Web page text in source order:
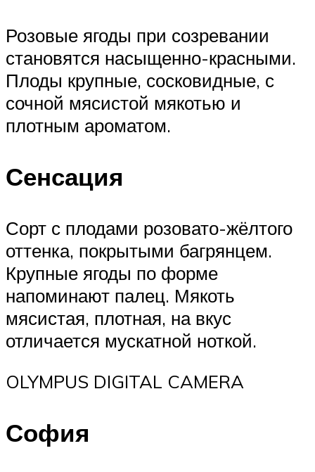
Розовые ягоды при созревании
становятся насыщенно-красными.
Плоды крупные, сосковидные, с
сочной мясистой мякотью и
плотным ароматом.
Сенсация
Сорт с плодами розовато-жёлтого
оттенка, покрытыми багрянцем.
Крупные ягоды по форме
напоминают палец. Мякоть
мясистая, плотная, на вкус
отличается мускатной ноткой.
OLYMPUS DIGITAL CAMERA
София